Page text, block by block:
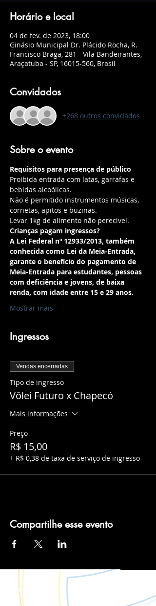
Horário e local
04 de fev. de 2023, 18:00
Ginásio Municipal Dr. Plácido Rocha, R.
Francisco Braga, 281 - Vila Bandeirantes,
Araçatuba - SP, 16015-560, Brasil
Convidados
+268 outros convidados
Sobre o evento
Requisitos para presença de público
Proibida entrada com latas, garrafas e
bebidas alcoólicas.
Não é permitido instrumentos músicas,
cornetas, apitos e buzinas.
Levar 1kg de alimento não perecivel.
Crianças pagam ingressos?
A Lei Federal nº 12933/2013, também
conhecida como Lei da Meia-Entrada,
garante o benefício do pagamento de
Meia-Entrada para estudantes, pessoas
com deficiência e jovens, de baixa
renda, com idade entre 15 e 29 anos.
Mostrar mais
Ingressos
Vendas encerradas
Tipo de ingresso
Vôlei Futuro x Chapecó
Mais informações
Preço
R$ 15,00
+ R$ 0,38 de taxa de serviço de ingresso
Compartilhe esse evento
Apoio: